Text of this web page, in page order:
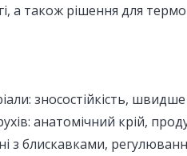
а також рішення для
зносостійкість,
анатомічний крій,
з блискавками,